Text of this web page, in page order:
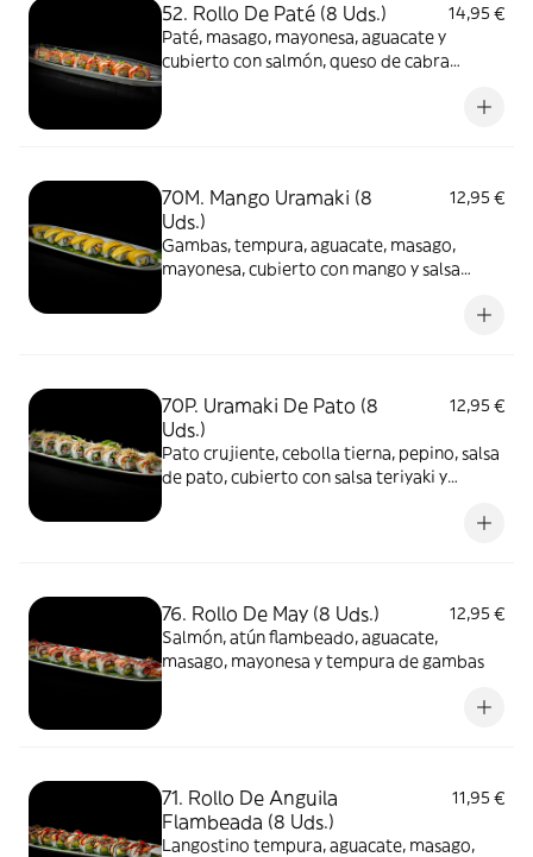
52. Rollo De Paté (8 Uds.)
14,95 €
Paté, masago, mayonesa, aguacate y
cubierto con salmón, queso de cabra
70M. Mango Uramaki (8
Uds.)
12,95 €
Gambas, tempura, aguacate, masago,
mayonesa, cubierto con mango y salsa
70P. Uramaki De Pato (8
Uds.)
12,95 €
Pato crujiente, cebolla tierna, pepino, salsa
de pato, cubierto con salsa teriyaki y
76. Rollo De May (8 Uds.)
12,95 €
Salmón, atún flambeado, aguacate,
masago, mayonesa y tempura de gambas
71. Rollo De Anguila
Flambeada (8 Uds.)
11,95 €
Langostino tempura, aguacate, masago,